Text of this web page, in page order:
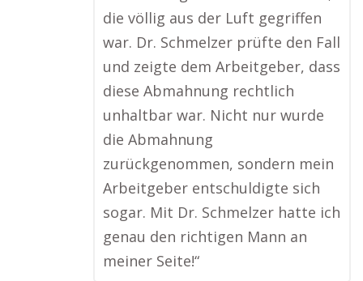
die völlig aus der Luft gegriffen
war. Dr. Schmelzer prüfte den Fall
und zeigte dem Arbeitgeber, dass
diese Abmahnung rechtlich
unhaltbar war. Nicht nur wurde
die Abmahnung
zurückgenommen, sondern mein
Arbeitgeber entschuldigte sich
sogar. Mit Dr. Schmelzer hatte ich
genau den richtigen Mann an
meiner Seite!“